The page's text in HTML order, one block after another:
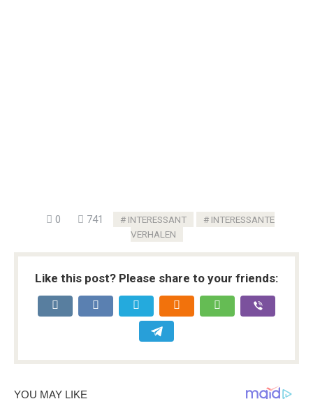
0 741 INTERESSANT
INTERESSANTE
VERHALEN
Like this post? Please share to your friends: